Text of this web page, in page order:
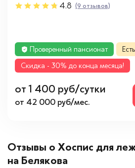
4.8 (9 отзывов)
Проверенный пансионат
Cкидка - 30% до конца месяца!
от 1 400 руб/сутки
от 42 000 руб/мес.
Отзывы о Хоспис для
на Белякова